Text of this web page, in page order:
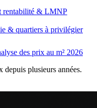
rentabilité & LMNP
& quartiers à privilégier
des prix au m² 2026
plusieurs années.